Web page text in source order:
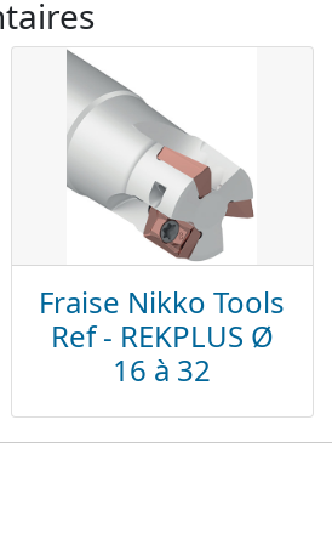
Fraise Nikko Tools
Ref - REKPLUS Ø
16 à 32